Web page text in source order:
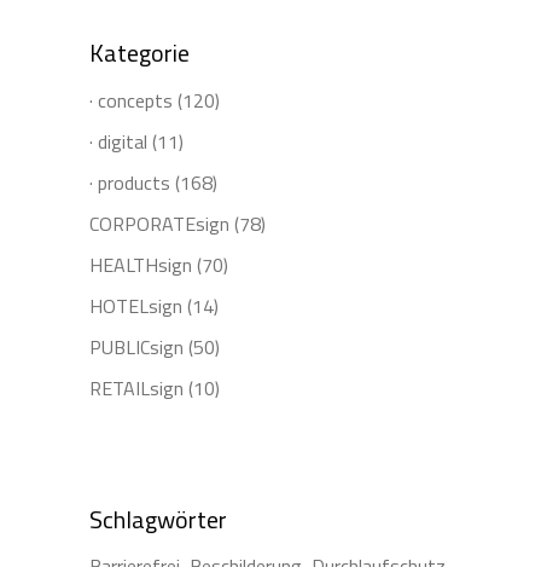
Kategorie
· concepts (120)
· digital (11)
· products (168)
CORPORATEsign (78)
HEALTHsign (70)
HOTELsign (14)
PUBLICsign (50)
RETAILsign (10)
Schlagwörter